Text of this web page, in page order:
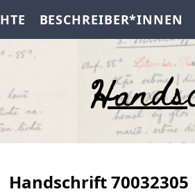
BESCHREIBER*INNEN
Handschrift 70032305